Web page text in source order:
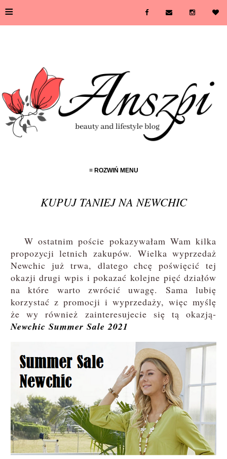
≡
≡ ROZWIŃ MENU
KUPUJ TANIEJ NA NEWCHIC
W ostatnim poście pokazywałam Wam kilka
propozycji letnich zakupów. Wielka wyprzedaż
Newchic już trwa, dlatego chcę poświęcić tej
okazji drugi wpis i pokazać kolejne pięć działów
na które warto zwrócić uwagę. Sama lubię
korzystać z promocji i wyprzedaży, więc myślę
że wy również zainteresujecie się tą okazją-
Newchic Summer Sale 2021